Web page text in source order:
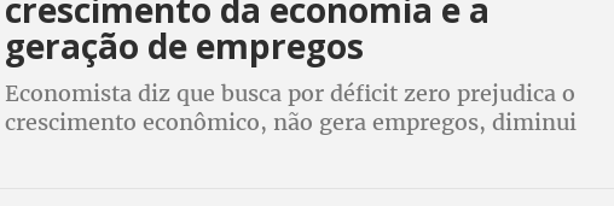
geração de empregos
Economista diz que busca por déficit zero prejudica o
crescimento econômico, não gera empregos, diminui